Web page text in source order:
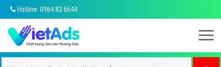
Hotline: 0964 82 6644